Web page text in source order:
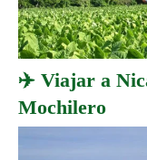
✈️ Viajar a
Mochilero